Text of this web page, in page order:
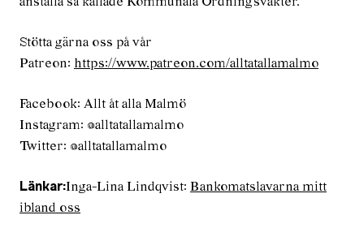
Stötta gärna oss på vår
Patreon: https://www.patreon.com/alltatallamalmo
Facebook: Allt åt alla Malmö
Instagram: @alltatallamalmo
Twitter: @alltatallamalmo
Länkar:Inga-Lina Lindqvist: Bankomatslavarna mitt
ibland oss